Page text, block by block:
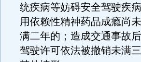
统疾病等妨碍安全驾驶疾
用依赖性精神药品成瘾尚
满二年的；造成交通事故
驾驶许可依法被撤销未满